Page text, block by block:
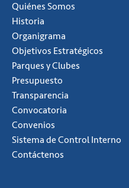
Quiénes Somos
Historia
Organigrama
Objetivos Estratégicos
Parques y Clubes
Presupuesto
Transparencia
Convocatoria
Convenios
Sistema de Control Interno
Contáctenos